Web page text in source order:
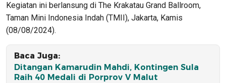
Kegiatan ini berlansung di The Krakatau Grand Ballroom,
Taman Mini Indonesia Indah (TMII), Jakarta, Kamis
(08/08/2024).
Baca Juga:
Ditangan Kamarudin Mahdi, Kontingen Sula
Raih 40 Medali di Porprov V Malut